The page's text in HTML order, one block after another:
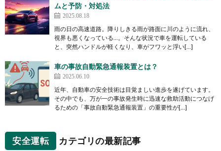
ムと予防・対処法
2025.08.18
雨の日の高速道路。降りしきる雨が路面に川のように流れ、
視界も悪くなっている…。そんな状況で車を運転している
と、突然ハンドルが軽くなり、車がフワッと浮い[…]
車の事故自動緊急通報装置とは？
2025.06.10
近年、自動車の安全技術は目覚ましい進歩を遂げています。
その中でも、万が一の事故発生時に迅速な救助活動につなげ
るための「事故自動緊急通報装置」の重要性が[…]
安全運転 カテゴリの最新記事